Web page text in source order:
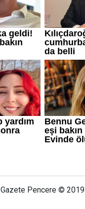
Gazete Pencere © 2019